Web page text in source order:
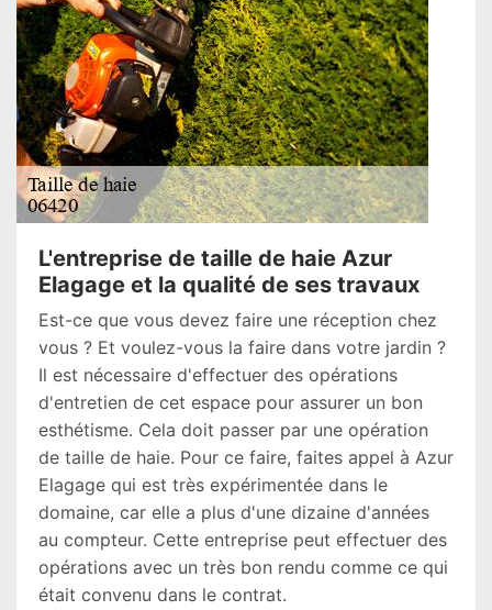
L'entreprise de taille de haie Azur
Elagage et la qualité de ses travaux
Est-ce que vous devez faire une réception chez
vous ? Et voulez-vous la faire dans votre jardin ?
Il est nécessaire d'effectuer des opérations
d'entretien de cet espace pour assurer un bon
esthétisme. Cela doit passer par une opération
de taille de haie. Pour ce faire, faites appel à Azur
Elagage qui est très expérimentée dans le
domaine, car elle a plus d'une dizaine d'années
au compteur. Cette entreprise peut effectuer des
opérations avec un très bon rendu comme ce qui
était convenu dans le contrat.